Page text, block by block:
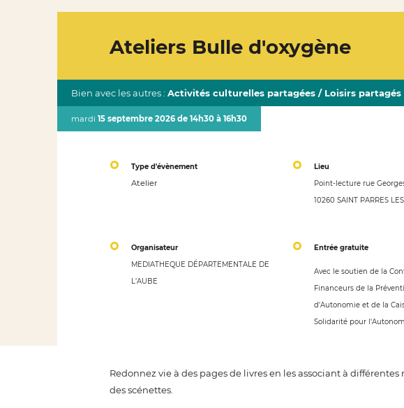
Ateliers Bulle d'oxygène
Bien avec les autres : Activités culturelles partagées / Loisirs partagés
mardi 15 septembre 2026 de 14h30 à 16h30
Type d'évènement
Atelier
Lieu
Point-lecture rue
10260 SAINT PARRES
Organisateur
MEDIATHEQUE DÉPARTEMENTALE DE
L’AUBE
Entrée gratuite
Avec le soutien de la
Financeurs de la
d'Autonomie et de la
Solidarité pour
Redonnez vie à des pages de livres en les associant à
des scénettes.